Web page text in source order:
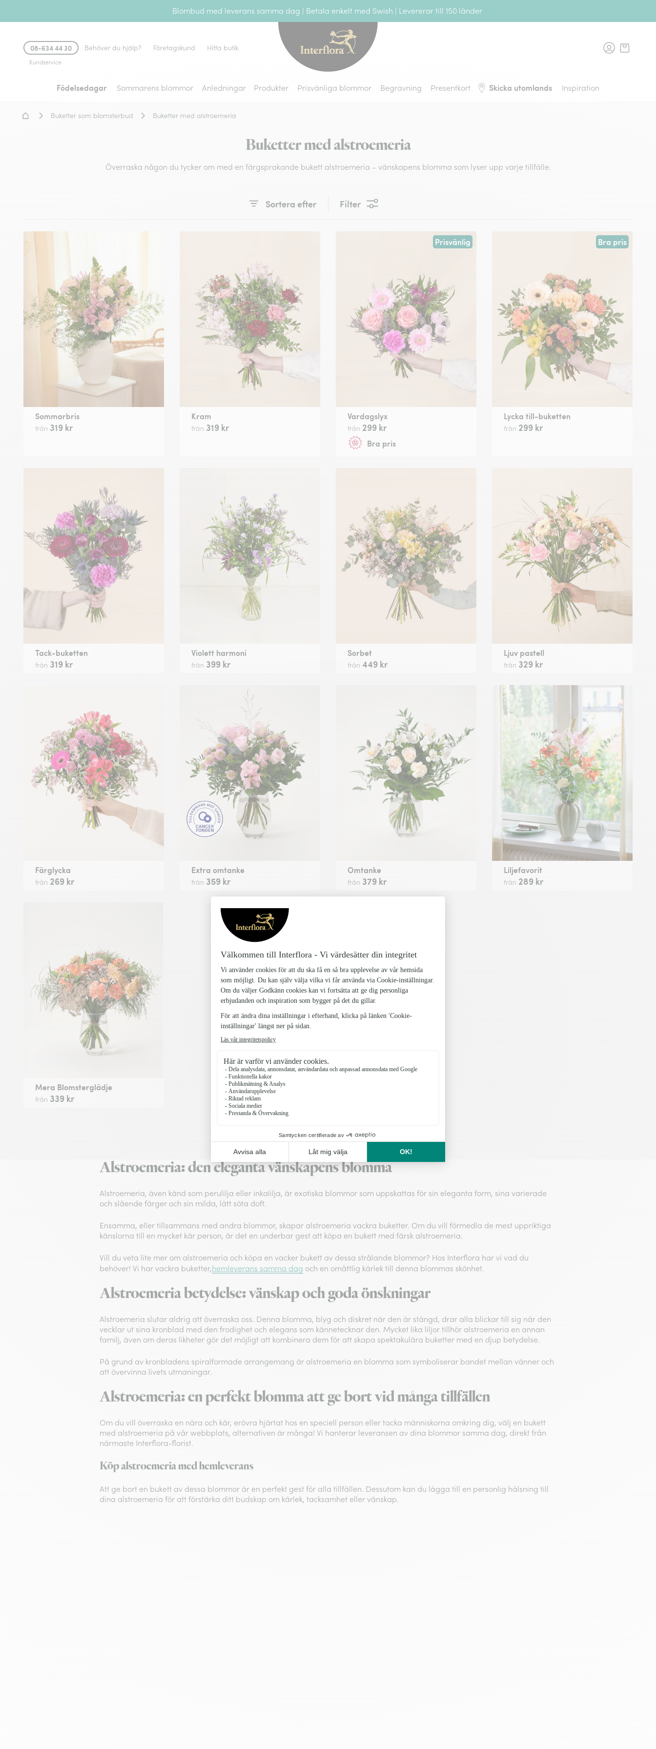
Blombud med leverans samma dag | Betala enkelt med Swish | Levererar till 150 länder
Födelsedagar Sommarens blommor Anledningar Produkter Prisvänliga blommor Begravning Presentkort Skicka utomlands Inspiration
08-634 44 30
Kundservice
Behöver du hjälp? Företagskund Hitta butik
Hem - Blomsterleverans
Buketter som blomsterbud Buketter med alstroemeria
Buketter med alstroemeria
Överraska någon du tycker om med en färgsprakande bukett alstroemeria – vänskapens blomma som lyser upp varje tillfälle.
Sortera efter Filter
Sommarbris
från 319 kr
Kram
från 319 kr
Prisvänlig
Vardagslyx
från 299 kr
Bra pris
Bra pris
Lycka till-buketten
från 299 kr
Tack-buketten
från 319 kr
Violett harmoni
från 399 kr
Sorbet
från 449 kr
Ljuv pastell
från 329 kr
Färglycka
från 269 kr
Extra omtanke
från 359 kr
Omtanke
från 379 kr
Liljefavorit
från 289 kr
Mera Blomsterglädje
från 339 kr
Alstroemeria: den eleganta vänskapens blomma
Alstroemeria, även känd som perulilja eller inkalilja, är exotiska blommor som uppskattas för sin eleganta form, sina varierade
och slående färger och sin milda, lätt söta doft.
Ensamma, eller tillsammans med andra blommor, skapar alstroemeria vackra buketter. Om du vill förmedla de mest uppriktiga
känslorna till en mycket kär person, är det en underbar gest att köpa en bukett med färsk alstroemeria.
Vill du veta lite mer om alstroemeria och köpa en vacker bukett av dessa strålande blommor? Hos Interflora har vi vad du
behöver! Vi har vackra buketter,hemleverans samma dag och en omåttlig kärlek till denna blommas skönhet.
Alstroemeria betydelse: vänskap och goda önskningar
Alstroemeria slutar aldrig att överraska oss. Denna blomma, blyg och diskret när den är stängd, drar alla blickar till sig när den
vecklar ut sina kronblad med den frodighet och elegans som kännetecknar den. Mycket lika liljor tillhör alstroemeria en annan
familj, även om deras likheter gör det möjligt att kombinera dem för att skapa spektakulära buketter med en djup betydelse.
På grund av kronbladens spiralformade arrangemang är alstroemeria en blomma som symboliserar bandet mellan vänner och
att övervinna livets utmaningar.
Alstroemeria: en perfekt blomma att ge bort vid många tillfällen
Om du vill överraska en nära och kär, erövra hjärtat hos en speciell person eller tacka människorna omkring dig, välj en bukett
med alstroemeria på vår webbplats, alternativen är många! Vi hanterar leveransen av dina blommor samma dag, direkt från
närmaste Interflora-florist.
Köp alstroemeria med hemleverans
Att ge bort en bukett av dessa blommor är en perfekt gest för alla tillfällen. Dessutom kan du lägga till en personlig hälsning till
dina alstroemeria för att förstärka ditt budskap om kärlek, tacksamhet eller vänskap.